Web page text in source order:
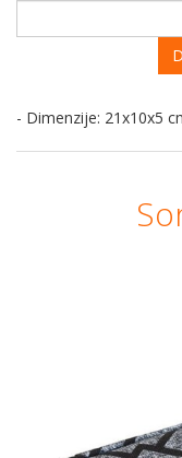
- Dimenzije: 21x10x5